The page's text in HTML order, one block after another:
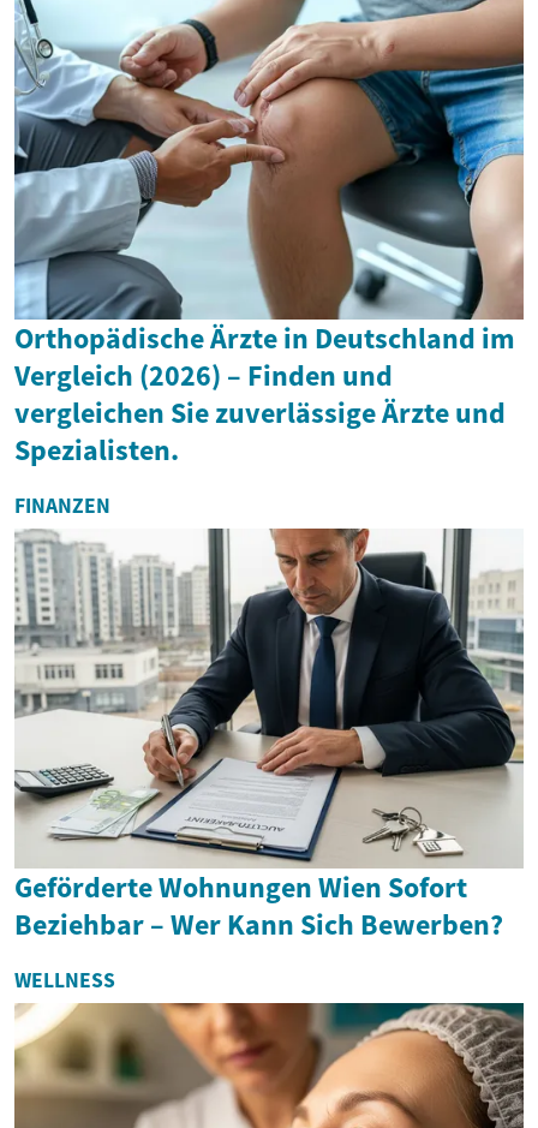
Orthopädische Ärzte in Deutschland im
Vergleich (2026) – Finden und
vergleichen Sie zuverlässige Ärzte und
Spezialisten.
FINANZEN
Geförderte Wohnungen Wien Sofort
Beziehbar – Wer Kann Sich Bewerben?
WELLNESS